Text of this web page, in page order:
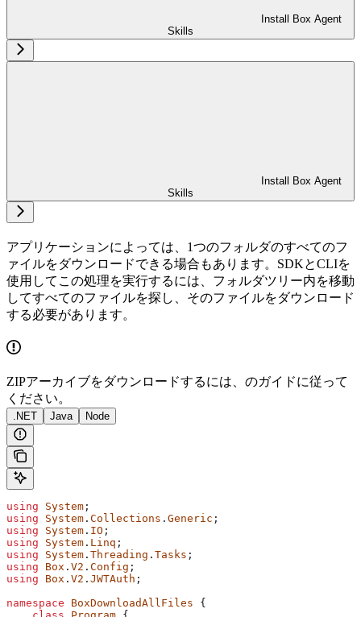
Install Box Agent
Skills
Install Box Agent
Skills
アプリケーションによっては、1つのフォルダのすべてのフ
ァイルをダウンロードできる場合もあります。SDKとCLIを
使用してこの処理を実行するには、フォルダツリー内を移動
してすべてのファイルを探し、そのファイルをダウンロード
する必要があります。
ZIPアーカイブをダウンロードするには、 のガイドに従って
ください。
.NET Java Node
using System ;
using System . Collections . Generic ;
using System . IO ;
using System . Linq ;
using System . Threading . Tasks ;
using Box . V2 . Config ;
using Box . V2 . JWTAuth ;
namespace BoxDownloadAllFiles {